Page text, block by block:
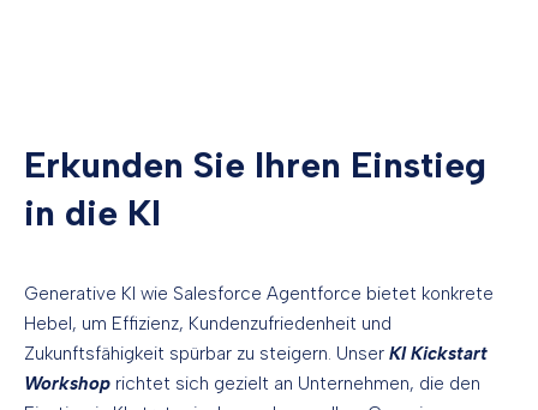
Erkunden Sie Ihren Einstieg
in die KI
Generative KI wie Salesforce Agentforce bietet konkrete
Hebel, um Effizienz, Kundenzufriedenheit und
Zukunftsfähigkeit spürbar zu steigern. Unser KI Kickstart
Workshop richtet sich gezielt an Unternehmen, die den